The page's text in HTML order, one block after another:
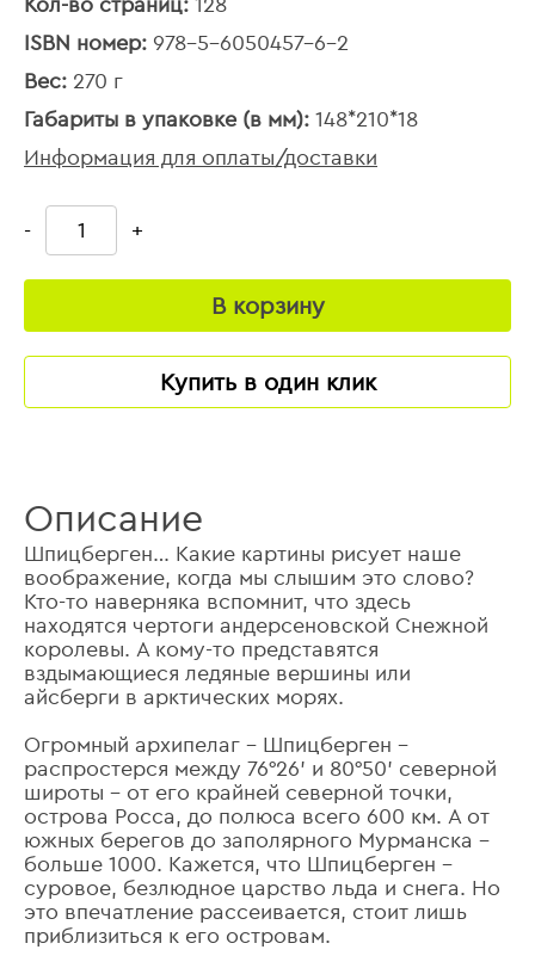
ISBN номер: 978-5-6050457-6-2
Вес: 270 г
Габариты в упаковке (в мм): 148*210*18
Информация для оплаты/доставки
- +
В корзину
Купить в один клик
Описание
Шпицберген… Какие картины рисует наше
воображение, когда мы слышим это слово?
Кто-то наверняка вспомнит, что здесь
находятся чертоги андерсеновской Снежной
королевы. А кому-то представятся
вздымающиеся ледяные вершины или
айсберги в арктических морях.
Огромный архипелаг – Шпицберген –
распростерся между 76°26' и 80°50' северной
широты – от его крайней северной точки,
острова Росса, до полюса всего 600 км. А от
южных берегов до заполярного Мурманска –
больше 1000. Кажется, что Шпицберген –
суровое, безлюдное царство льда и снега. Но
это впечатление рассеивается, стоит лишь
приблизиться к его островам.